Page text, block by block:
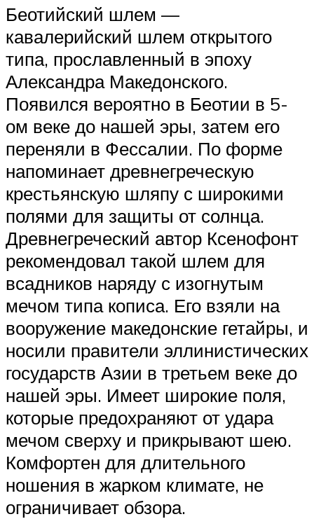
Беотийский шлем —
кавалерийский шлем открытого
типа, прославленный в эпоху
Александра Македонского.
Появился вероятно в Беотии в 5-
ом веке до нашей эры, затем его
переняли в Фессалии. По форме
напоминает древнегреческую
крестьянскую шляпу с широкими
полями для защиты от солнца.
Древнегреческий автор Ксенофонт
рекомендовал такой шлем для
всадников наряду с изогнутым
мечом типа кописа. Его взяли на
вооружение македонские гетайры, и
носили правители эллинистических
государств Азии в третьем веке до
нашей эры. Имеет широкие поля,
которые предохраняют от удара
мечом сверху и прикрывают шею.
Комфортен для длительного
ношения в жарком климате, не
ограничивает обзора.